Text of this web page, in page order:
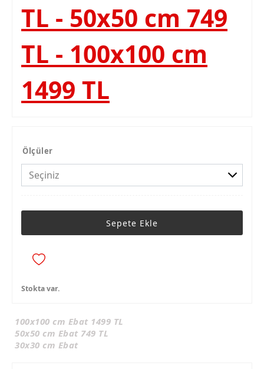
TL - 50x50 cm 749
TL - 100x100 cm
1499 TL
Ölçüler
Sepete Ekle
Stokta var.
100x100 cm Ebat 1499 TL
50x50 cm Ebat 749 TL
30x30 cm Ebat